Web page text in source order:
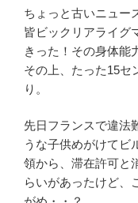
ちょっと古いニュー
皆ビックリアライグ
きった！その身体能
その上、たった15セ
り。
先日フランスで違法
うな子供めがけてビ
領から、滞在許可と
らいがあったけど、